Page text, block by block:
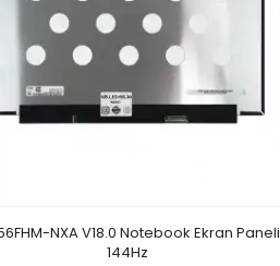
NXA V18.0 Notebook Ekran Paneli
165Hz